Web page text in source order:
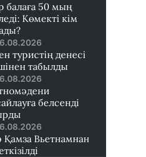
балаға 50 мың
Көмекті кім
туристің денесі
табылды
белсенді
Қамза Вьетнамнан